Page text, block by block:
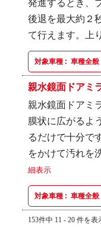
発進するとき、
後退を最大約２
て行えます。上
対象車種 : 車種全般
親水鏡面ドアミ
親水鏡面ドアミ
膜状に広がるよ
るだけで十分で
をかけて汚れを
細表示
対象車種 : 車種全般
153件中 11 - 20 件を表